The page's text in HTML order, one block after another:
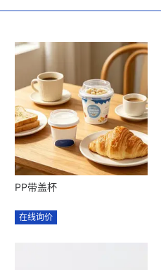
PP带盖杯
在线询价